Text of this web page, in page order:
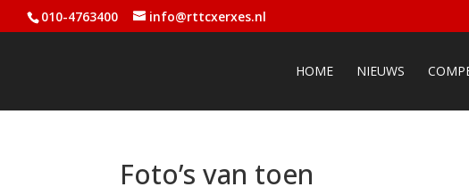
010-4763400 info@rttcxerxes.nl
HOME NIEUWS
Foto’s van toen